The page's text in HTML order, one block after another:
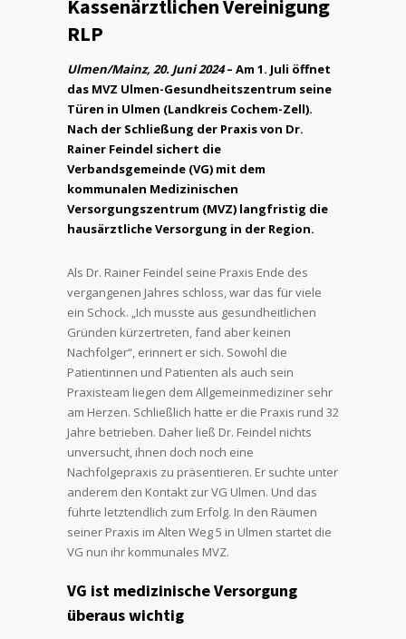
Kassenärztlichen Vereinigung
RLP
Ulmen/Mainz, 20. Juni 2024– Am 1. Juli öffnet
das MVZ Ulmen-Gesundheitszentrum seine
Türen in Ulmen (Landkreis Cochem-Zell).
Nach der Schließung der Praxis von Dr.
Rainer Feindel sichert die
Verbandsgemeinde (VG) mit dem
kommunalen Medizinischen
Versorgungszentrum (MVZ) langfristig die
hausärztliche Versorgung in der Region.
Als Dr. Rainer Feindel seine Praxis Ende des
vergangenen Jahres schloss, war das für viele
ein Schock. „Ich musste aus gesundheitlichen
Gründen kürzertreten, fand aber keinen
Nachfolger“, erinnert er sich. Sowohl die
Patientinnen und Patienten als auch sein
Praxisteam liegen dem Allgemeinmediziner sehr
am Herzen. Schließlich hatte er die Praxis rund 32
Jahre betrieben. Daher ließ Dr. Feindel nichts
unversucht, ihnen doch noch eine
Nachfolgepraxis zu präsentieren. Er suchte unter
anderem den Kontakt zur VG Ulmen. Und das
führte letztendlich zum Erfolg. In den Räumen
seiner Praxis im Alten Weg 5 in Ulmen startet die
VG nun ihr kommunales MVZ.
VG ist medizinische Versorgung
überaus wichtig